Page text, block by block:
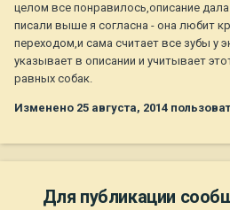
целом все понравилось,описание
писали выше я согласна - она любит
переходом,и сама считает все зубы у
указывает в описании и учитывает
равных собак.
Изменено 25 августа, 2014
Для публикации